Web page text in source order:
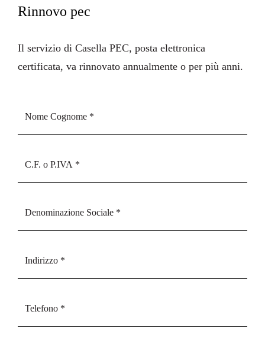
Rinnovo pec
Il servizio di Casella PEC, posta elettronica
certificata, va rinnovato annualmente o per più anni.